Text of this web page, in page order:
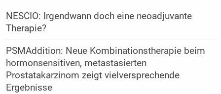
NESCIO: Irgendwann doch eine neoadjuvante
Therapie?
PSMAddition: Neue Kombinationstherapie beim
hormonsensitiven, metastasierten
Prostatakarzinom zeigt vielversprechende
Ergebnisse